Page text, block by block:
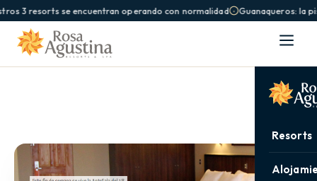
3 resorts se encuentran operando con normalidad Guanaqueros: la
Resorts